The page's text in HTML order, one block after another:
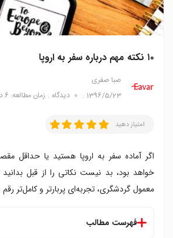
۱۰ نکته مهم درباره سفر به اروپا
صبا صفری
1396/5/23
0 دیدگاه زمان مطالعه: 6 دقیقه
امتیاز دهید
اگر آماده سفر به اروپا هستید یا حداقل
خواهد بود، بد نیست نکاتی را از قبل بدانید
معمول گردشگری، تجربه‌ای پربارتر و کامل‌تر رقم
فهرست مطالب